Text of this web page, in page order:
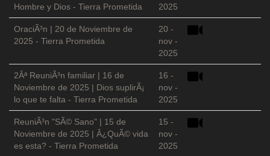
Hombre y Dios - Tierra Prometida
2025
OraciÃ³n | 20 de Noviembre de
2025 - Tierra Prometida
20 -
nov -
2025
2Âª ReuniÃ³n familiar | 16 de
Noviembre de 2025 | Dios suplirÃ¡
lo que te falta - Tierra Prometida
16 -
nov -
2025
ReuniÃ³n "SÃ© Sano" | 15 de
Noviembre de 2025 | Â¿QuÃ© vida
es esta? - Tierra Prometida
15 -
nov -
2025